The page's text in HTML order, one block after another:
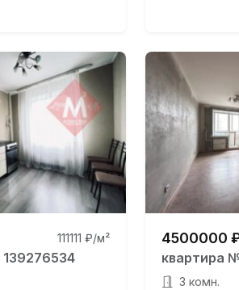
111111 ₽/м² 4500000
квартира
3 комн.